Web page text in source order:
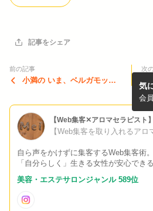
記事をシェア
前の記事
小満の いま、ベルガモット
次
自ら声をかけずに集客するWeb集客術
「自分らしく」生きる女性が安心でき
気
会
美容・エステサロンジャンル 589位